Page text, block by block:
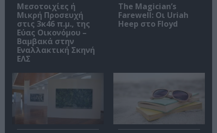
Μεσοτοιχίες ή
Μικρή Προσευχή
στις 3κ46 π.μ., της
Εύας Οικονόμου –
Βαμβακά στην
Εναλλακτική Σκηνή
ΕΛΣ
The Magician’s
Farewell: Οι Uriah
Heep στο Floyd